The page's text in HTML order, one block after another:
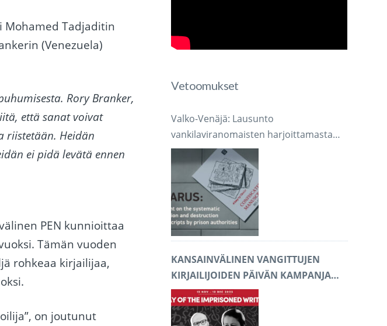
Mohamed Tadjaditin
(Venezuela)
Rory Branker,
että sanat voivat
riistetään. Heidän
ei pidä levätä ennen
PEN kunnioittaa
Tämän vuoden
rohkeaa kirjailijaa,
on joutunut
Vetoomukset
Valko-Venäjä: Lausunto
vankilaviranomaisten harjoittamasta
järjestelmällisestä käsikirjoitusten
takavarikoinnista ja tuhoamisesta
KANSAINVÄLINEN VANGITTUJEN
KIRJAILIJOIDEN PÄIVÄN KAMPANJA
2025